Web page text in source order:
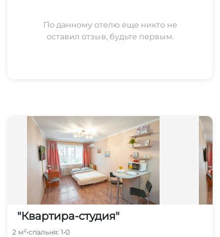
* Бронирование от двух суток.
По данному отелю еще никто не
оставил отзыв, будьте первым.
"Квартира-студия"
2 м²•спальня: 1•0